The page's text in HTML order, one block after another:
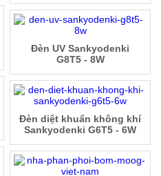
Đèn UV Sankyodenki
G8T5 - 8W
Đèn diệt khuẩn không khí
Sankyodenki G6T5 - 6W